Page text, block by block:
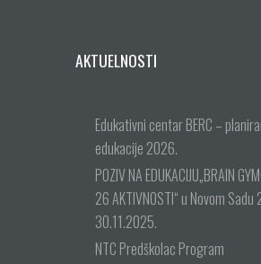
AKTUELNOSTI
Edukativni centar BERC –
edukacije 2026.
POZIV NA EDUKACIJU„BRAIN
26 AKTIVNOSTI“ u Novom Sadu
30.11.2025.
NTC Predškolac Program